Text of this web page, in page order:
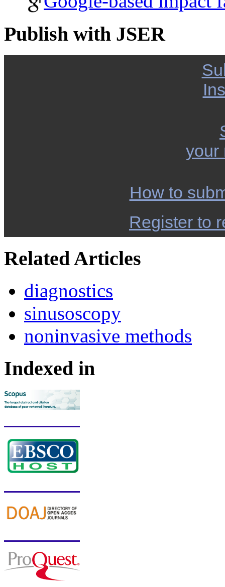
Publish with JSER
your
How to
Register to
Related Articles
diagnostics
sinusoscopy
noninvasive methods
Indexed in